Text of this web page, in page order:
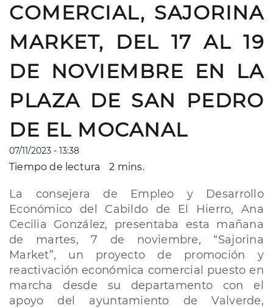
COMERCIAL, SAJORINA
MARKET, DEL 17 AL 19
DE NOVIEMBRE EN LA
PLAZA DE SAN PEDRO
DE EL MOCANAL
07/11/2023 - 13:38
Tiempo de lectura 2 mins.
La consejera de Empleo y Desarrollo
Económico del Cabildo de El Hierro, Ana
Cecilia González, presentaba esta mañana
de martes, 7 de noviembre, “Sajorina
Market”, un proyecto de promoción y
reactivación económica comercial puesto en
marcha desde su departamento con el
apoyo del ayuntamiento de Valverde,